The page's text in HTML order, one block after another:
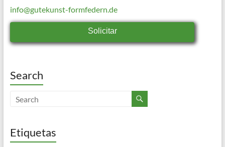
info@gutekunst-formfedern.de
Solicitar
Search
Etiquetas